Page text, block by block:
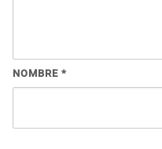
NOMBRE *